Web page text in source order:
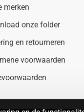
merken
onze folder
en retourneren
voorwaarden